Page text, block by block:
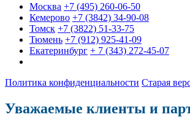
Москва +7 (495) 260-06-50
Кемерово +7 (3842) 34-90-08
Томск +7 (3822) 51-33-75
Тюмень +7 (912) 925-41-09
Екатеринбург + 7 (343) 272-45-07
Политика конфиденциальности Старая
Уважаемые клиенты и